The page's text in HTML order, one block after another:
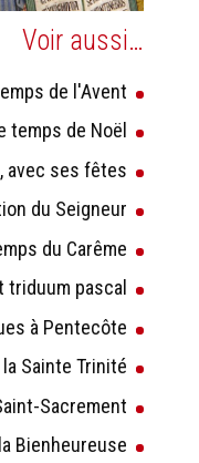
Voir aussi…
de l'Avent
temps de Noël
avec ses fêtes
du Seigneur
du Carême
triduum pascal
à Pentecôte
Sainte Trinité
Sacrement
Bienheureuse